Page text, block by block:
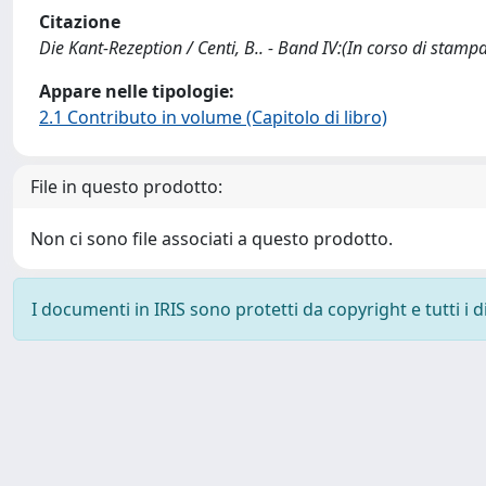
Citazione
Die Kant-Rezeption / Centi, B.. - Band IV:(In corso di
Appare nelle tipologie:
2.1 Contributo in volume (Capitolo di libro)
File in questo prodotto:
Non ci sono file associati a questo prodotto.
I documenti in IRIS sono protetti da copyright e tutti i